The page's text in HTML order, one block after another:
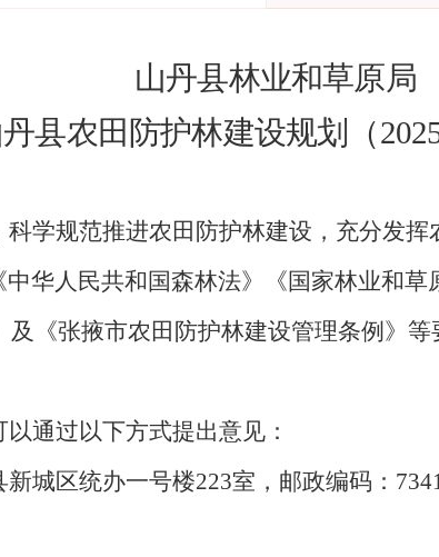
山丹县林业和草原局
县农田防护林建设规划（
学规范推进农田防护林建设，充分发
华人民共和国森林法》《国家林业和
及《张掖市农田防护林建设管理条例》
通过以下方式提出意见：
城区统办一号楼223室，邮政编码：